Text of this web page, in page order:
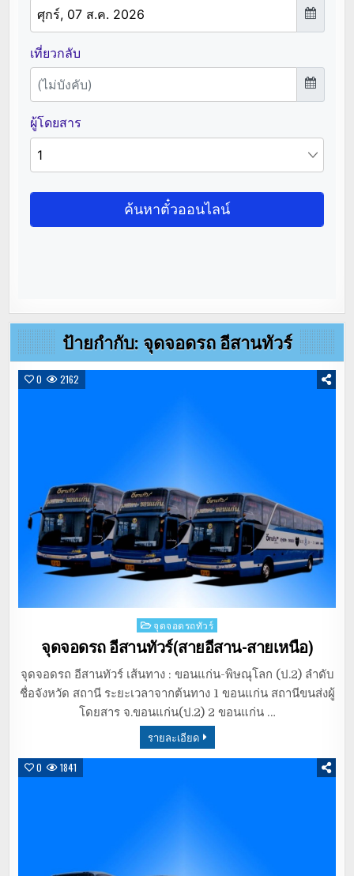
ป้ายกำกับ: จุดจอดรถ อีสานทัวร์
0 2162
Posted
in
จุดจอดรถทัวร์
จุดจอดรถ อีสานทัวร์(สายอีสาน-สายเหนือ)
จุดจอดรถ อีสานทัวร์ เส้นทาง : ขอนแก่น-พิษณุโลก (ป.2) ลำดับ
ชื่อจังหวัด สถานี ระยะเวลาจากต้นทาง 1 ขอนแก่น สถานีขนส่งผู้
โดยสาร จ.ขอนแก่น(ป.2) 2 ขอนแก่น …
รายละเอียด
0 1841